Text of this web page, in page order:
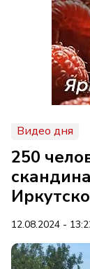
Видео дня
250
12.08.2024 -